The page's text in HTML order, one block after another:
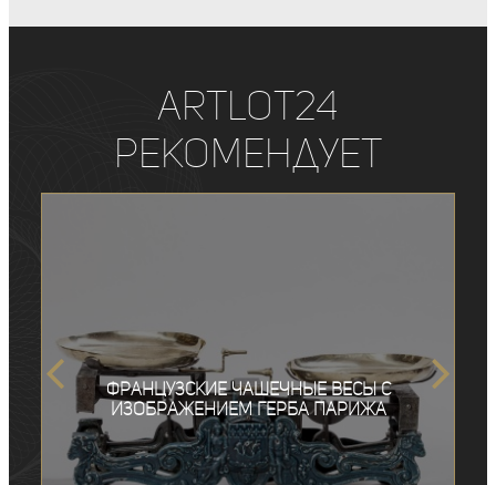
ArtLot24
рекомендует
Французские чашечные весы с
изображением герба Парижа